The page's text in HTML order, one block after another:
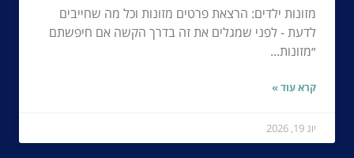
מזונות ילדים: הרצאת פרטים מזונות וכל מה שחייבים
לדעת - לפני שמגלים את זה בדרך הקשה אם חיפשתם
״מזונות...
קרא עוד »
יונ 19, 2026